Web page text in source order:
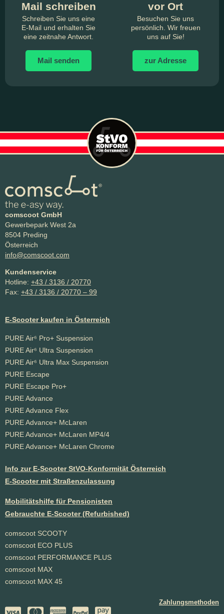
Mail schreiben
Schreiben Sie uns eine
E-Mail und erhalten Sie
eine zeitnahe Antwort.
Mail senden
vor Ort
Besuchen Sie uns
persönlich. Wir freuen
uns auf Sie!
zur Adresse
comscoot GmbH
Gewerbepark West 2a
8504 Preding
Österreich
info@comscoot.com
Kundenservice
Hotline: +43 / 3136 / 20770
Fax: +43 / 3136 / 20770 – 99
E-Scooter kaufen in Österreich
PURE Air⁶ Pro+ Suspension
PURE Air⁶ Ultra Suspension
PURE Air⁶ Ultra Max Suspension
PURE Escape
PURE Escape Pro+
PURE Advance
PURE Advance Flex
PURE Advance+ McLaren
PURE Advance+ McLaren MP4/4
PURE Advance+ McLaren Chrome
Info zur E-Scooter StVO-Konformität Österreich
E-Scooter mit Straßenzulassung
Mobilitätshilfe für Pensionisten
Gebrauchte E-Scooter (Refurbished)
comscoot SCOOTY
comscoot ECO PLUS
comscoot PERFORMANCE PLUS
comscoot MAX
comscoot MAX 45
Zahlungsmethoden